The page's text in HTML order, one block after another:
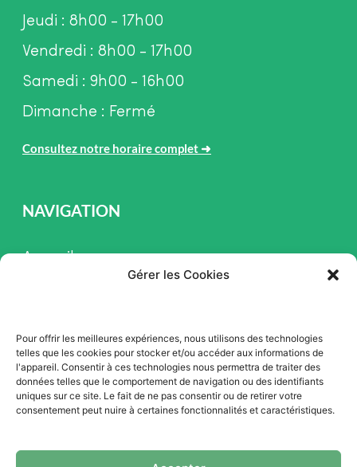
Gérer les Cookies
Pour offrir les meilleures expériences, nous utilisons des technologies
telles que les cookies pour stocker et/ou accéder aux informations de
l'appareil. Consentir à ces technologies nous permettra de traiter des
données telles que le comportement de navigation ou des identifiants
uniques sur ce site. Le fait de ne pas consentir ou de retirer votre
consentement peut nuire à certaines fonctionnalités et caractéristiques.
Jeudi : 8h00 - 17h00
Vendredi : 8h00 - 17h00
Samedi : 9h00 - 16h00
Dimanche : Fermé
Consultez notre horaire complet ➜
NAVIGATION
Accueil
Promotion
Blogue
Nous contacter